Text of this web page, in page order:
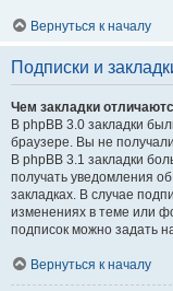
Вернуться к началу
Подписки и
Чем закладки
В phpBB 3.0 закладки
браузере. Вы не
В phpBB 3.1 закладки
получать уведомления
закладках. В случае
изменениях в теме или
подписок можно задать
Вернуться к началу